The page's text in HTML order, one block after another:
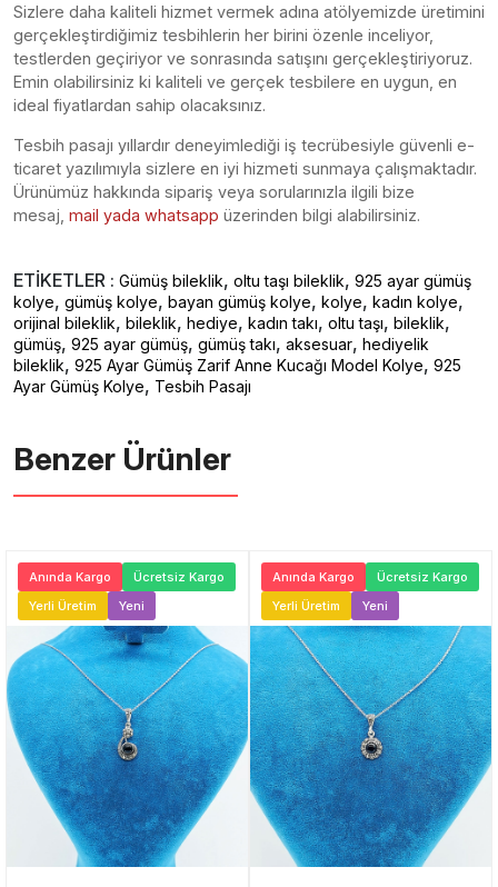
Sizlere daha kaliteli hizmet vermek adına atölyemizde üretimini
gerçekleştirdiğimiz tesbihlerin her birini özenle inceliyor,
testlerden geçiriyor ve sonrasında satışını gerçekleştiriyoruz.
Emin olabilirsiniz ki kaliteli ve gerçek tesbilere en uygun, en
ideal fiyatlardan sahip olacaksınız.
Tesbih pasajı yıllardır deneyimlediği iş tecrübesiyle güvenli e-
ticaret yazılımıyla sizlere en iyi hizmeti sunmaya çalışmaktadır.
Ürünümüz hakkında sipariş veya sorularınızla ilgili bize
mesaj, mail yada whatsapp üzerinden bilgi alabilirsiniz.
ETİKETLER : Gümüş bileklik, oltu taşı bileklik, 925 ayar gümüş
kolye, gümüş kolye, bayan gümüş kolye, kolye, kadın kolye,
orijinal bileklik, bileklik, hediye, kadın takı, oltu taşı, bileklik,
gümüş, 925 ayar gümüş, gümüş takı, aksesuar, hediyelik
bileklik, 925 Ayar Gümüş Zarif Anne Kucağı Model Kolye, 925
Ayar Gümüş Kolye, Tesbih Pasajı
Benzer Ürünler ️
Anında Kargo
Ücretsiz Kargo
Yerli Üretim
Yeni
Anında Kargo
Ücretsiz Kargo
Yerli Üretim
Yeni